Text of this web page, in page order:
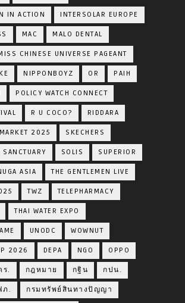
IN ACTION INTERSOLAR EUROPE
MAC MALO DENTAL
CHINESE UNIVERSE PAGEANT
NIPPONBOYZ OR PAIH
POLICY WATCH CONNECT
R U COCO? RIDDARA
2025 SKECHERS
SANCTUARY SOLIS SUPERIOR
ASIA THE GENTLEMEN LIVE
TWZ TELEPHARMACY
THAI WATER EXPO
UNODC WOWNUT
2026 DEPA NGO OPPO
ร. กฎหมาย กฐิน กปน.
ภ. กรมทรัพย์สินทางปัญญา